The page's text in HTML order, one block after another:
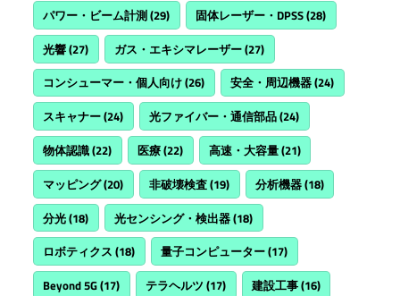
パワー・ビーム計測(29) 固体レーザー・DPSS(28)
光響(27) ガス・エキシマレーザー(27)
コンシューマー・個人向け(26) 安全・周辺機器(24)
スキャナー(24) 光ファイバー・通信部品(24)
物体認識(22) 医療(22) 高速・大容量(21)
マッピング(20) 非破壊検査(19) 分析機器(18)
分光(18) 光センシング・検出器(18)
ロボティクス (18) 量子コンピューター(17)
Beyond 5G(17) テラヘルツ (17) 建設工事(16)